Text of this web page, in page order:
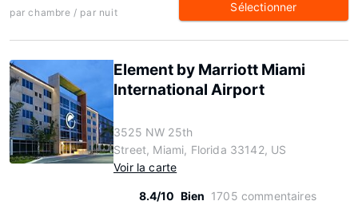
par chambre / par nuit Sélectionner
Element by Marriott Miami
International Airport
3525 NW 25th
Street, Miami, Florida 33142, US
Voir la carte
8.4/10 Bien 1705 commentaires